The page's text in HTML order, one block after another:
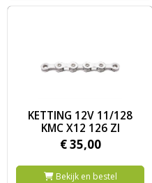
KETTING 12V 11/128
KMC X12 126 ZI
€35,00
Bekijk en bestel